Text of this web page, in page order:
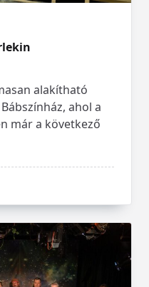
alakítható
ahol a
már a következő